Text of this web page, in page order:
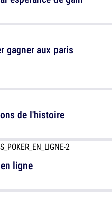
de l'histoire
gagner aux paris
ligne